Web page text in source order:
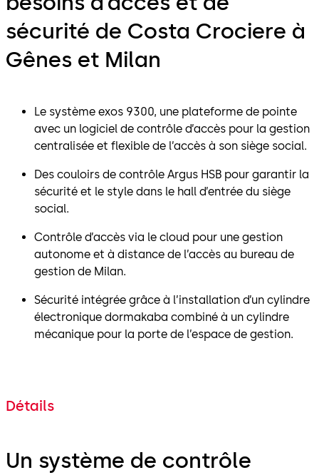
sécurité de Costa Crociere à
Gênes et Milan
Le système exos 9300, une plateforme de pointe
avec un logiciel de contrôle d’accès pour la gestion
centralisée et flexible de l’accès à son siège social.
Des couloirs de contrôle Argus HSB pour garantir la
sécurité et le style dans le hall d’entrée du siège
social.
Contrôle d’accès via le cloud pour une gestion
autonome et à distance de l’accès au bureau de
gestion de Milan.
Sécurité intégrée grâce à l’installation d’un cylindre
électronique dormakaba combiné à un cylindre
mécanique pour la porte de l’espace de gestion.
Détails
Un système de contrôle